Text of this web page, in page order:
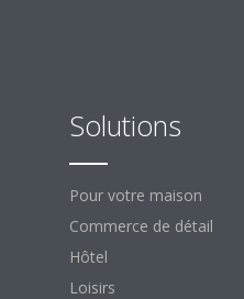
Solutions
Pour votre maison
Commerce de détail
Hôtel
Loisirs